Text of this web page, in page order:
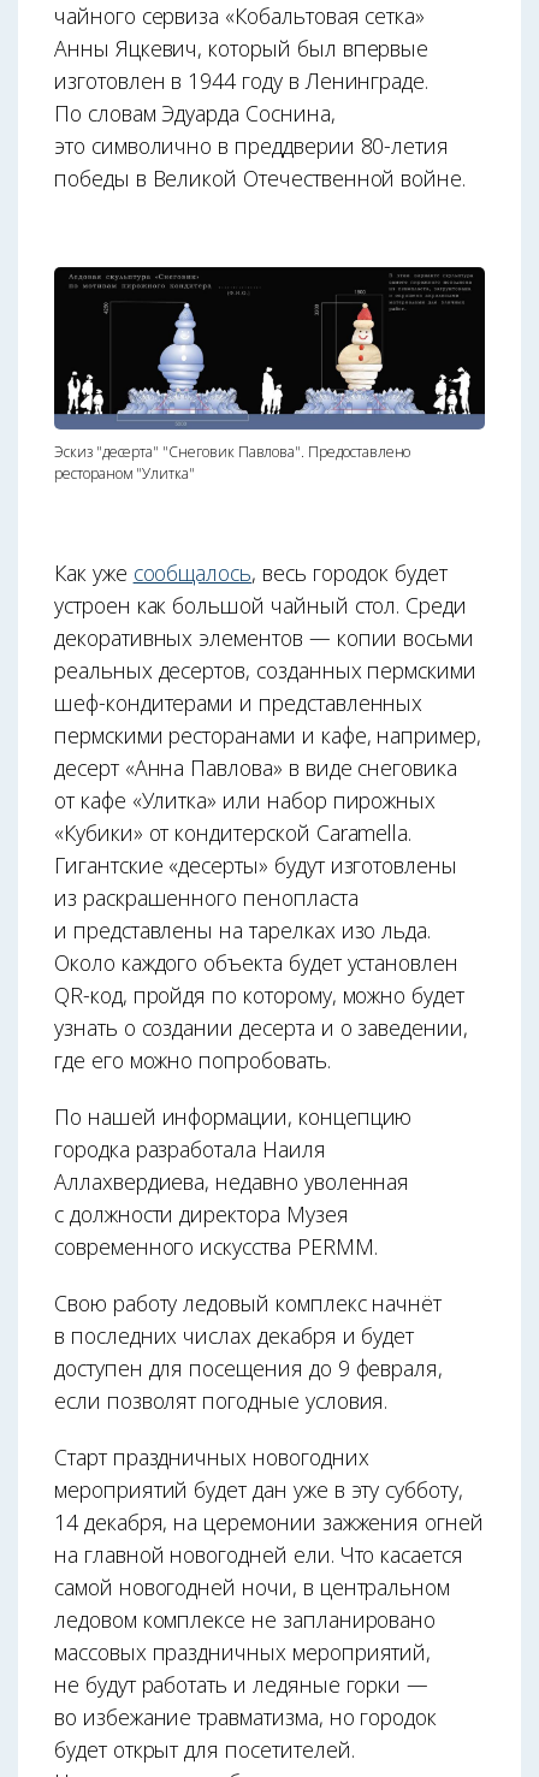
чайного сервиза «Кобальтовая сетка»
Анны Яцкевич, который был впервые
изготовлен в 1944 году в Ленинграде.
По словам Эдуарда Соснина,
это символично в преддверии 80-летия
победы в Великой Отечественной войне.
Эскиз "десерта" "Снеговик Павлова". Предоставлено
рестораном "Улитка"
Как уже сообщалось, весь городок будет
устроен как большой чайный стол. Среди
декоративных элементов — копии восьми
реальных десертов, созданных пермскими
шеф-кондитерами и представленных
пермскими ресторанами и кафе, например,
десерт «Анна Павлова» в виде снеговика
от кафе «Улитка» или набор пирожных
«Кубики» от кондитерской Caramella.
Гигантские «десерты» будут изготовлены
из раскрашенного пенопласта
и представлены на тарелках изо льда.
Около каждого объекта будет установлен
QR-код, пройдя по которому, можно будет
узнать о создании десерта и о заведении,
где его можно попробовать.
По нашей информации, концепцию
городка разработала Наиля
Аллахвердиева, недавно уволенная
с должности директора Музея
современного искусства PERMM.
Свою работу ледовый комплекс начнёт
в последних числах декабря и будет
доступен для посещения до 9 февраля,
если позволят погодные условия.
Старт праздничных новогодних
мероприятий будет дан уже в эту субботу,
14 декабря, на церемонии зажжения огней
на главной новогодней ели. Что касается
самой новогодней ночи, в центральном
ледовом комплексе не запланировано
массовых праздничных мероприятий,
не будут работать и ледяные горки —
во избежание травматизма, но городок
будет открыт для посетителей.